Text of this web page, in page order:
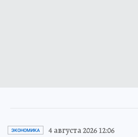
ЭКОНОМИКА 4 августа 2026 12:06